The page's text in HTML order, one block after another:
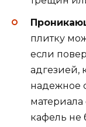
плитку
если
адгезией,
надежное
материала
кафель не